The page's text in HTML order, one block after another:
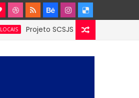
Projeto SCSJS enfrentará Milan de